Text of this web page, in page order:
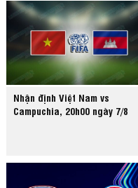
Nhận định Việt Nam vs
Campuchia, 20h00 ngày 7/8